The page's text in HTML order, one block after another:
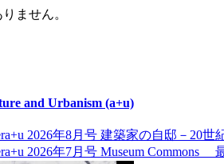
ません。
and Urbanism (a+u)
a+u 2026年8月号 建築家の自邸－20世
a+u 2026年7月号 Museum Commons